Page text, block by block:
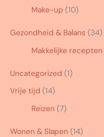
Make-up (10)
Gezondheid & Balans (34)
Makkelijke recepten
Uncategorized (1)
Vrije tijd (14)
Reizen (7)
Wonen & Slapen (14)